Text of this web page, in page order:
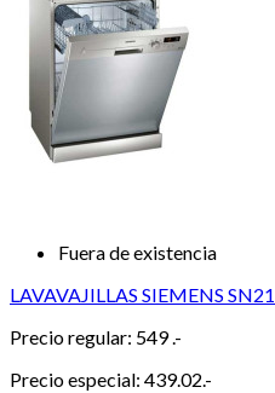
Fuera de existencia
LAVAVAJILLAS SIEMENS
Precio regular: 549 .-
Precio especial: 439.02.-